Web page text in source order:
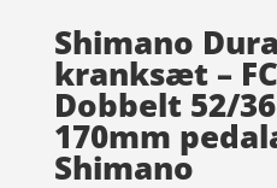
Shimano
kranksæt –
Dobbelt 52/
170mm
Shimano